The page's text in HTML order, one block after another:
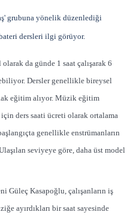
grubuna yönelik düzenlediği
dersleri ilgi görüyor.
da günde 1 saat çalışarak 6
Dersler genellikle bireysel
eğitim alıyor. Müzik eğitim
ders saati ücreti olarak ortalama
genellikle enstrümanların
seviyeye göre, daha üst model
Güleç Kasapoğlu, çalışanların iş
ayırdıkları bir saat sayesinde